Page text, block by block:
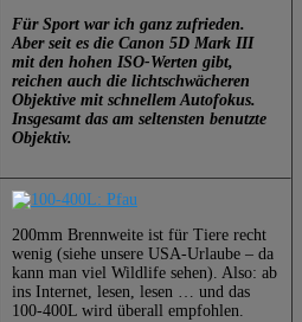
Für Sport war ich ganz zufrieden.
Aber seit es die Canon 5D Mark III
mit den hohen ISO-Werten gibt,
reichen auch die lichtschwächeren
Objektive mit schnellem Autofokus.
Insgesamt das am seltensten benutzte
Objektiv.
200mm Brennweite ist für Tiere recht
wenig (siehe unsere USA-Urlaube – da
kann man viel Wildlife sehen). Also: ab
ins Internet, lesen, lesen … und das
100-400L wird überall empfohlen.